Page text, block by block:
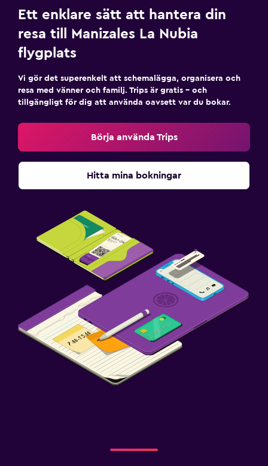
Ett enklare sätt att hantera din
resa till Manizales La Nubia
flygplats
Vi gör det superenkelt att schemalägga, organisera och
resa med vänner och familj. Trips är gratis – och
tillgängligt för dig att använda oavsett var du bokar.
Börja använda Trips
Hitta mina bokningar